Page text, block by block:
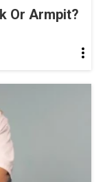
Or Armpit?